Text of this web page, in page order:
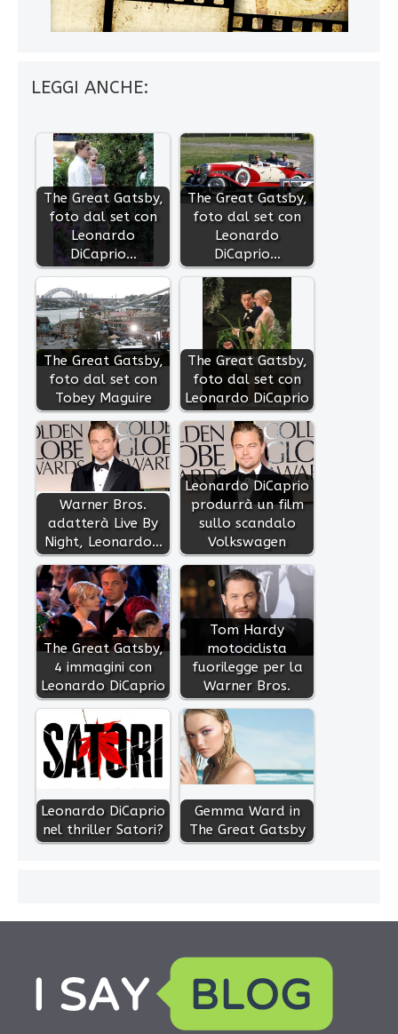
LEGGI ANCHE:
The Great Gatsby,
foto dal set con
Leonardo
DiCaprio…
The Great Gatsby,
foto dal set con
Leonardo
DiCaprio…
The Great Gatsby,
foto dal set con
Tobey Maguire
The Great Gatsby,
foto dal set con
Leonardo DiCaprio
Warner Bros.
adatterà Live By
Night, Leonardo…
Leonardo DiCaprio
produrrà un film
sullo scandalo
Volkswagen
The Great Gatsby,
4 immagini con
Leonardo DiCaprio
Tom Hardy
motociclista
fuorilegge per la
Warner Bros.
Leonardo DiCaprio
nel thriller Satori?
Gemma Ward in
The Great Gatsby